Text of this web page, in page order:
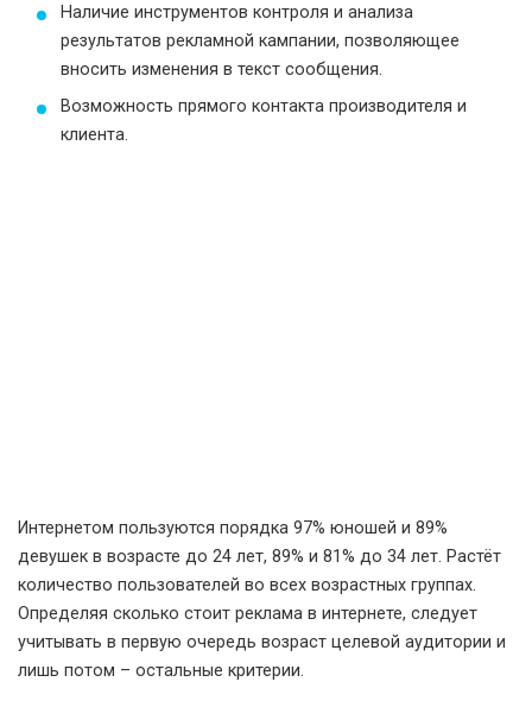
Наличие инструментов контроля и анализа
результатов рекламной кампании, позволяющее
вносить изменения в текст сообщения.
Возможность прямого контакта производителя и
клиента.
Интернетом пользуются порядка 97% юношей и 89%
девушек в возрасте до 24 лет, 89% и 81% до 34 лет. Растёт
количество пользователей во всех возрастных группах.
Определяя сколько стоит реклама в интернете, следует
учитывать в первую очередь возраст целевой аудитории и
лишь потом – остальные критерии.